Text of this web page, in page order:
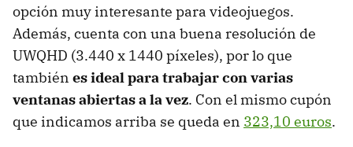
opción muy interesante para videojuegos.
Además, cuenta con una buena resolución de
UWQHD (3.440 x 1440 píxeles), por lo que
también es ideal para trabajar con varias
ventanas abiertas a la vez. Con el mismo cupón
que indicamos arriba se queda en 323,10 euros.